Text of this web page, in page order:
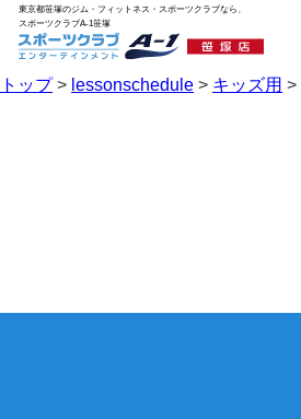
東京都笹塚のジム・フィットネス・スポーツクラブなら、
スポーツクラブA-1笹塚
トップ> lessonschedule > キッズ用 >